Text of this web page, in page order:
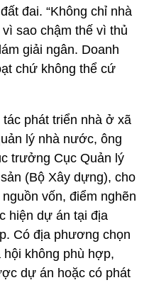
đai. “Không chỉ nhà
sao chậm thế vì thủ
giải ngân. Doanh
chứ không thể cứ
phát triển nhà ở xã
lý nhà nước, ông
trưởng Cục Quản lý
(Bộ Xây dựng), cho
vốn, điểm nghẽn
hiện dự án tại địa
Có địa phương chọn
không phù hợp,
dự án hoặc có phát